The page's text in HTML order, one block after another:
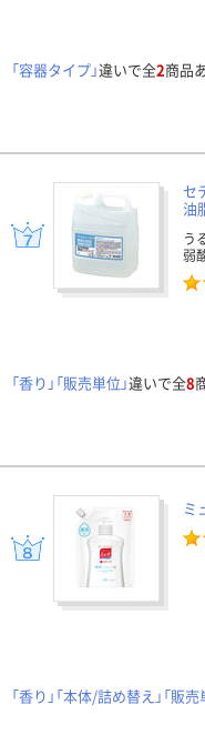
「容器タイプ」違いで全2商品
セ
油
う
弱
「香り」「販売単位」違いで全8
ミ
「香り」「本体/詰め替え」「販売